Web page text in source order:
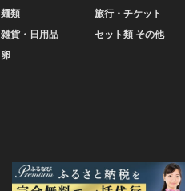
麺類
雑貨・日用品
卵
旅行・チケット
セット類 その他